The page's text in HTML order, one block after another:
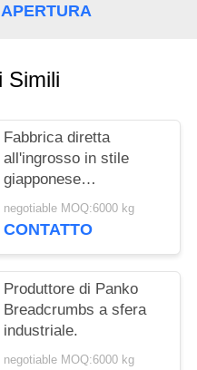
Simili
Fabbrica diretta
all'ingrosso in stile
giapponese
Breadcrumbs Bulk
Packaging Panko
negotiable MOQ:6000 kg
CONTATTO
Produttore di Panko
Breadcrumbs a sfera
industriale.
negotiable MOQ:6000 kg